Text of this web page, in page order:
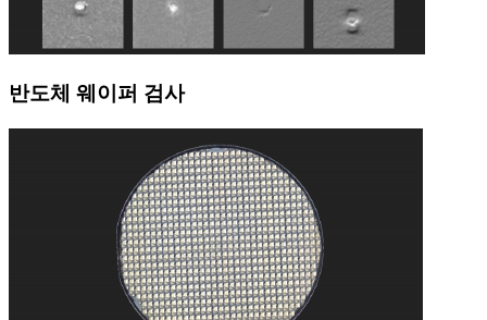
반도체 웨이퍼 검사